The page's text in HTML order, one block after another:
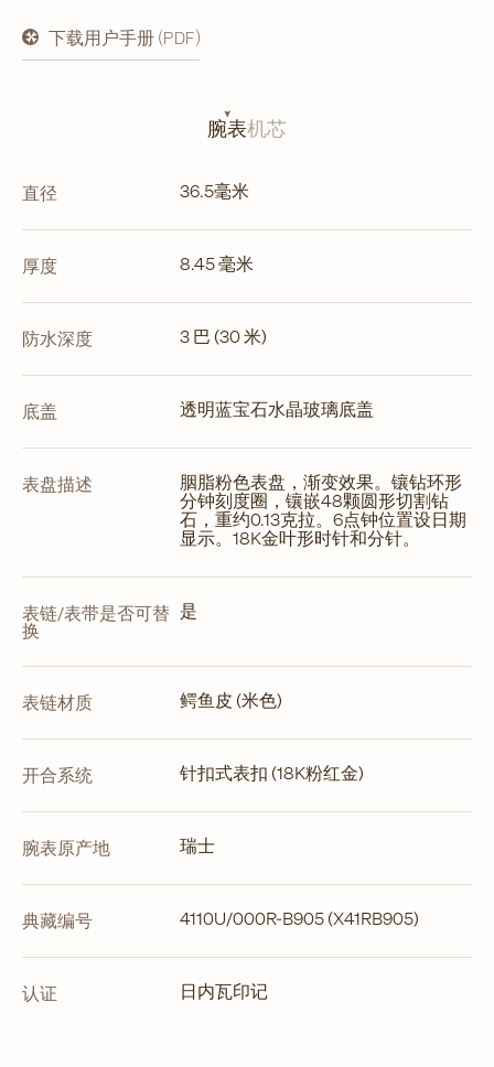
下载用户手册 (PDF)
在
新
腕表机芯
直径 36.5毫米
厚度 8.45 毫米
防水深度 3 巴 (30 米)
底盖 透明蓝宝石水晶玻璃底盖
表盘描述 胭脂粉色表盘，渐变效果。镶钻环形
分钟刻度圈，镶嵌48颗圆形切割钻
石，重约0.13克拉。6点钟位置设日期
显示。18K金叶形时针和分针。
表链/表带是否可替
换
是
表链材质 鳄鱼皮 (米色)
开合系统 针扣式表扣 (18K粉红金)
腕表原产地 瑞士
典藏编号 4110U/000R-B905 (X41RB905)
认证 日内瓦印记